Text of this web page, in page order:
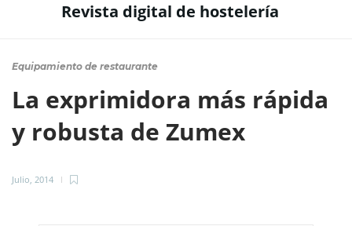
Revista digital de hostelería
Equipamiento de restaurante
La exprimidora más rápida
y robusta de Zumex
Julio, 2014